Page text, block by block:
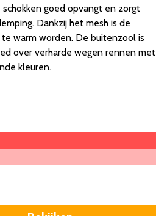
goed opvangt en zorgt
Dankzij het mesh is de
warm worden. De buitenzool is
over verharde wegen rennen met
kleuren.